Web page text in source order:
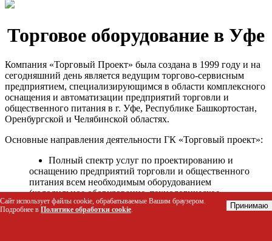
Торговое оборудование в Уфе
Компания «Торговый Проект» была создана в 1999 году и на
сегодняшний день является ведущим торгово-сервисным
предприятием, специализирующимся в области комплексного
оснащения и автоматизации предприятий торговли и
общественного питания в г. Уфе, Республике Башкортостан,
Оренбургской и Челябинской областях.
Основные направления деятельности ГК «Торговый проект»:
Полный спектр услуг по проектированию и
оснащению предприятий торговли и общественного
питания всем необходимым оборудованием
(холодильное оборудование, технологическое
оборудование, стеллажное оборудование и т.д.);
Автоматизация торговых процессов и внедрения
Сайт использует файлы cookie, обрабатываемые Вашим браузером.
Подробнее в Политике обработки cookie. Принимаю